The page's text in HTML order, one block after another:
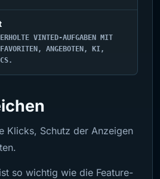
VINTED-AUFGABEN MIT
ANGEBOTEN, KI,
Klicks, Schutz der Anzeigen
so wichtig wie die Feature-